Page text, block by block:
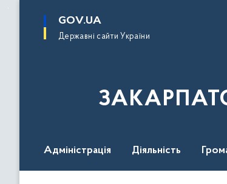
основного
GOV.UA
Державні сайти України
Адміністрація Діяльність